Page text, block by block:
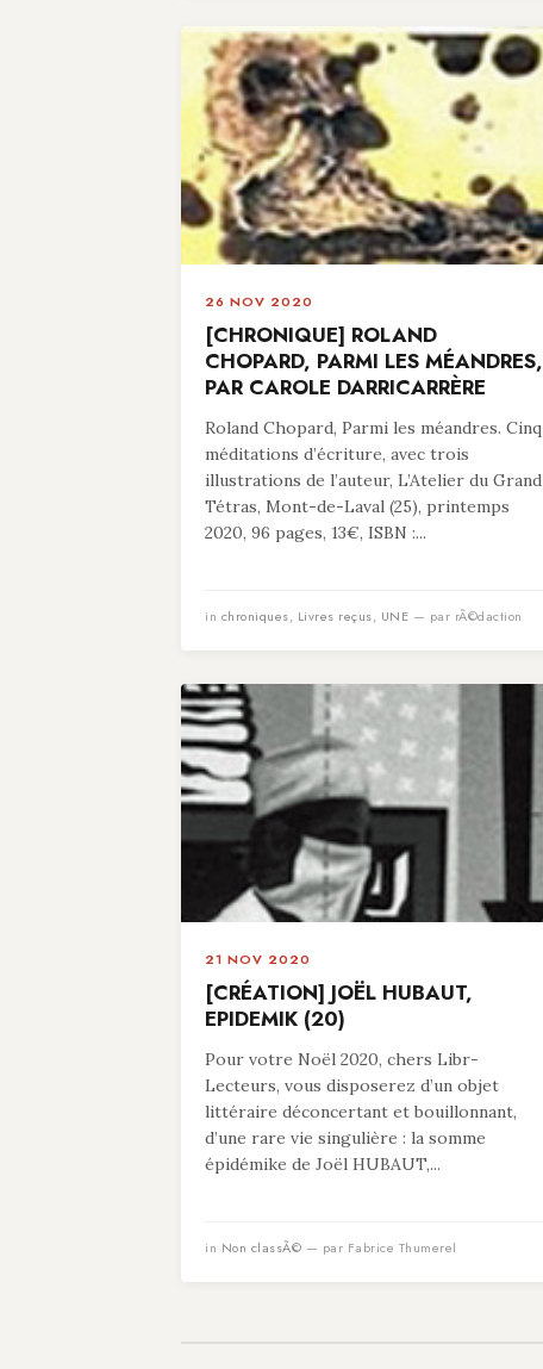
26 NOV 2020
[CHRONIQUE] ROLAND
CHOPARD, PARMI LES MÉANDRES,
PAR CAROLE DARRICARRÈRE
Roland Chopard, Parmi les méandres. Cinq
méditations d’écriture, avec trois
illustrations de l’auteur, L’Atelier du Grand
Tétras, Mont-de-Laval (25), printemps
2020, 96 pages, 13€, ISBN :...
in chroniques, Livres reçus, UNE — par rÃ©daction
21 NOV 2020
[CRÉATION] JOËL HUBAUT,
EPIDEMIK (20)
Pour votre Noël 2020, chers Libr-
Lecteurs, vous disposerez d’un objet
littéraire déconcertant et bouillonnant,
d’une rare vie singulière : la somme
épidémike de Joël HUBAUT,...
in Non classÃ© — par Fabrice Thumerel